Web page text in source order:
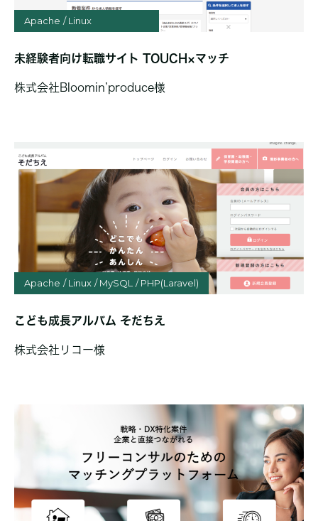
Apache Linux
未経験者向け転職サイト TOUCH×マッチ
株式会社Bloomin’produce様
Apache Linux MySQL PHP(Laravel)
こども成長アルバム そだちえ
株式会社リコー様